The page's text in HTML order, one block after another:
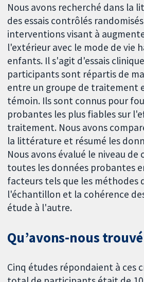
Nous avons recherché dans la
des essais contrôlés
interventions visant à
l'extérieur avec le mode de vie
enfants. Il s'agit d'essais
participants sont répartis de
entre un groupe de traitement
témoin. Ils sont connus pour
probantes les plus fiables sur
traitement. Nous avons
la littérature et résumé les
Nous avons évalué le niveau de
toutes les données probantes
facteurs tels que les méthodes
l'échantillon et la cohérence
étude à l'autre.
Qu’avons-nous trouvé
Cinq études répondaient à ces